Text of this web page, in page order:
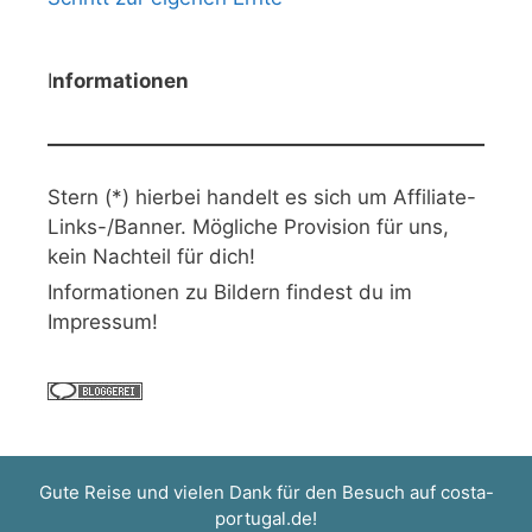
Informationen
Stern (*) hierbei handelt es sich um Affiliate-
Links-/Banner. Mögliche Provision für uns,
kein Nachteil für dich!
Informationen zu Bildern findest du im
Impressum!
Gute Reise und vielen Dank für den Besuch auf costa-
portugal.de!